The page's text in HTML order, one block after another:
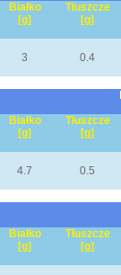
Białko
[g]
Tłuszcze
[g]
3 0.4
Białko
[g]
Tłuszcze
[g]
4.7 0.5
Białko
[g]
Tłuszcze
[g]